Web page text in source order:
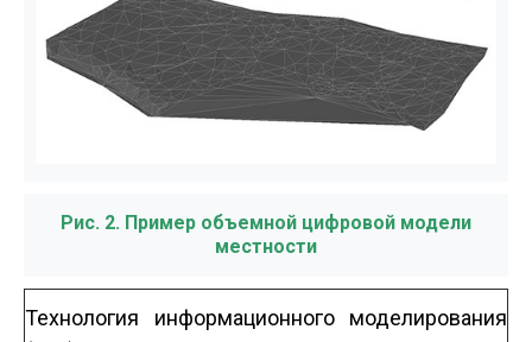
Рис. 2. Пример объемной цифровой модели
местности
Технология информационного моделирования